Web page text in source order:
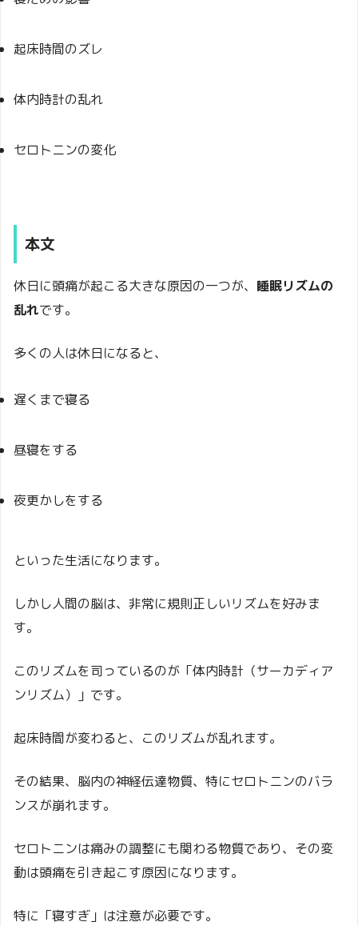
起床時間のズレ
体内時計の乱れ
セロトニンの変化
本文
休日に頭痛が起こる大きな原因の一つが、 睡眠リズムの
乱れです。
多くの人は休日になると、
遅くまで寝る
昼寝をする
夜更かしをする
といった生活になります。
しかし人間の脳は、非常に規則正しいリズムを好みま
す。
このリズムを司っているのが「体内時計（サーカディア
ンリズム）」です。
起床時間が変わると、このリズムが乱れます。
その結果、脳内の神経伝達物質、特にセロトニンのバラ
ンスが崩れます。
セロトニンは痛みの調整にも関わる物質であり、その変
動は頭痛を引き起こす原因になります。
特に「寝すぎ」は注意が必要です。